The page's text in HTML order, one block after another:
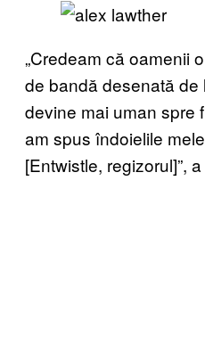
„Credeam că oamenii
de bandă desenată de
devine mai uman spre
am spus îndoielile
[Entwistle, regizorul]”,